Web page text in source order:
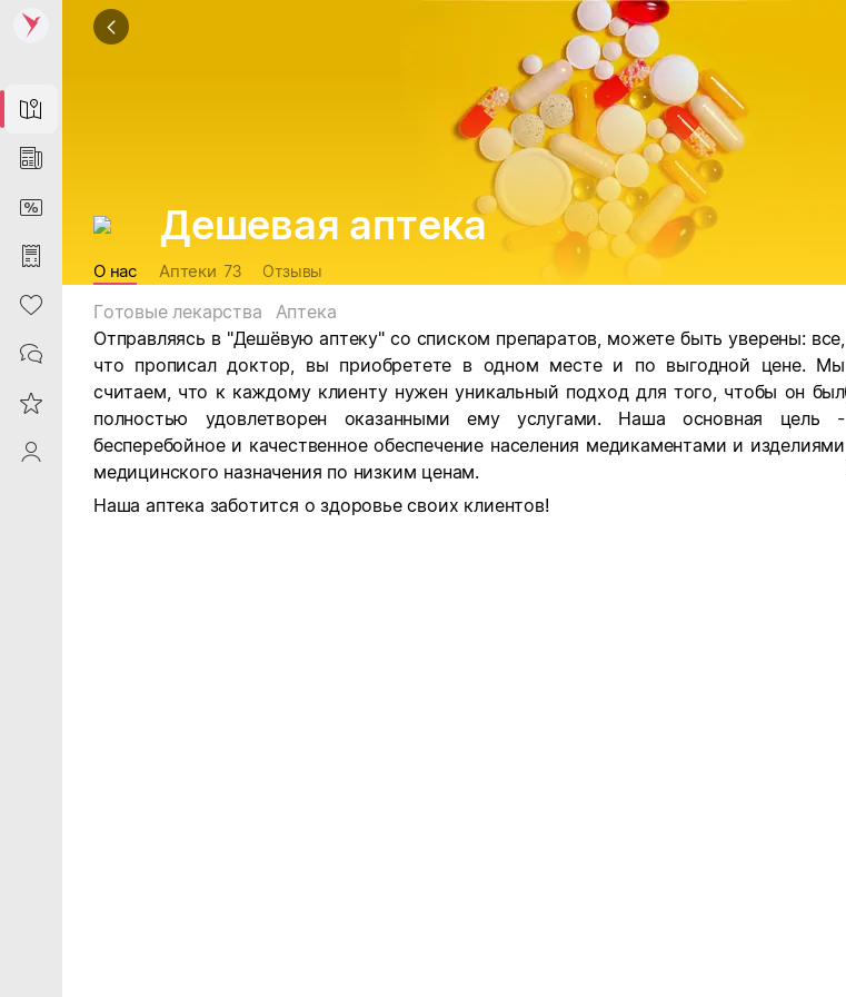
Map
News
DiscountCard
Purchases
Heart
Contacts
Reviews
ProfileSaby
Дешевая аптека
О нас Аптеки 73 Отзывы
Готовые лекарства
Аптека
Отправляясь в "Дешёвую аптеку" со списком препаратов, можете быть уверены: все,
что прописал доктор, вы приобретете в одном месте и по выгодной цене. Мы
считаем, что к каждому клиенту нужен уникальный подход для того, чтобы он был
полностью удовлетворен оказанными ему услугами. Наша основная цель -
бесперебойное и качественное обеспечение населения медикаментами и изделиями
медицинского назначения по низким ценам.
Наша аптека заботится о здоровье своих клиентов!